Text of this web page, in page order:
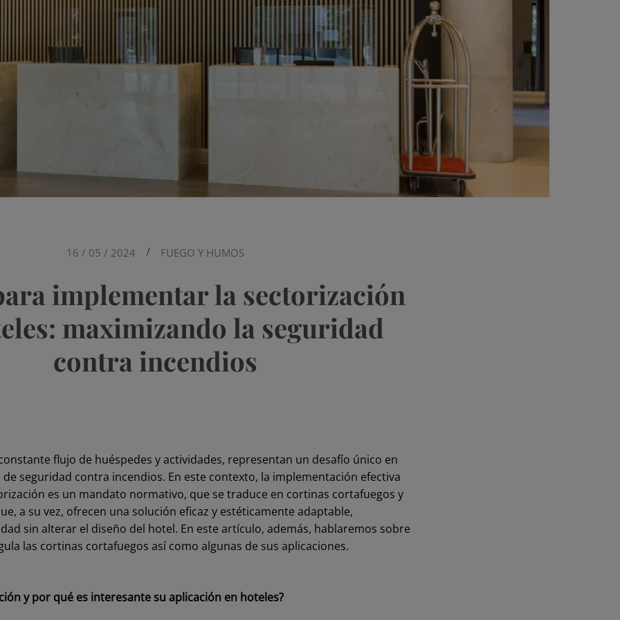
16 / 05 / 2024 / FUEGO Y HUMOS
implementar la sectorización
maximizando la seguridad
contra incendios
flujo de huéspedes y actividades, representan un desafío único en
seguridad contra incendios. En este contexto, la implementación efectiva
es un mandato normativo, que se traduce en cortinas cortafuegos y
a su vez, ofrecen una solución eficaz y estéticamente adaptable,
sin alterar el diseño del hotel. En este artículo, además, hablaremos sobre
las cortinas cortafuegos así como algunas de sus aplicaciones.
y por qué es interesante su aplicación en hoteles?